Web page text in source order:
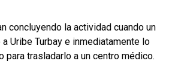
concluyendo la actividad cuando un
Uribe Turbay e inmediatamente lo
para trasladarlo a un centro médico.